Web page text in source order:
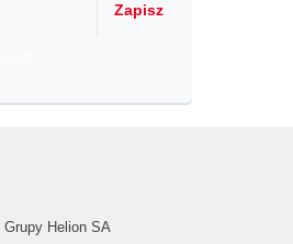
Zapisz
Grupy Helion SA